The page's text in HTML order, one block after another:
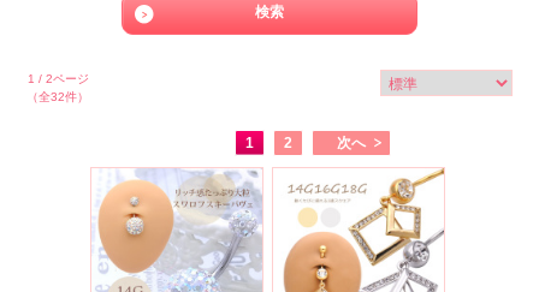
1 / 2ページ
（全32件）
1 2 次へ